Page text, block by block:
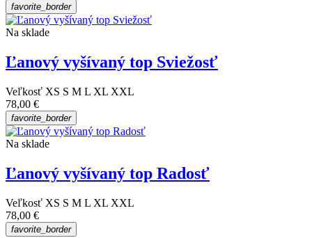
favorite_border
Na sklade
Ľanový vyšívaný top Sviežosť
Veľkosť XS S M L XL XXL
78,00 €
favorite_border
Na sklade
Ľanový vyšívaný top Radosť
Veľkosť XS S M L XL XXL
78,00 €
favorite_border